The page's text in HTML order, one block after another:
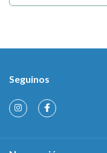
Seguinos